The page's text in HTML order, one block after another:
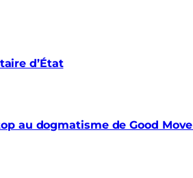
d’État
au dogmatisme de Good Move